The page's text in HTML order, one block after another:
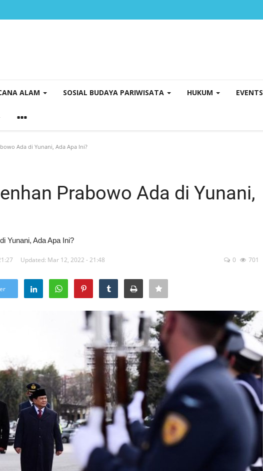
ALAM SOSIAL BUDAYA PARIWISATA HUKUM EVENTS
Ada di Yunani, Ada Apa Ini?
Prabowo Ada di Yunani,
Yunani, Ada Apa Ini?
Updated: Mar 12, 2022 - 21:48 0 701